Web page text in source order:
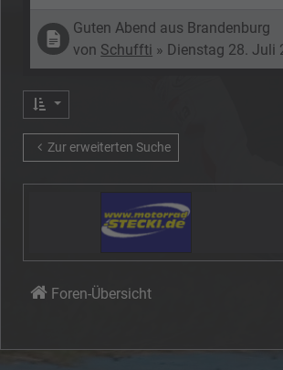
Guten Abend aus Brandenburg
von Schuffti » Dienstag 28. Juli
Zur erweiterten Suche
Foren-Übersicht